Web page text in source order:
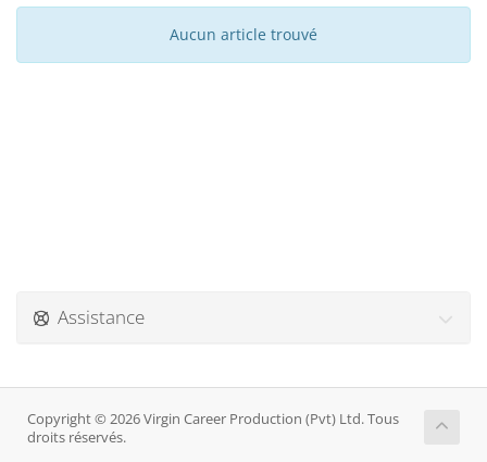
Aucun article trouvé
Assistance
Copyright © 2026 Virgin Career Production (Pvt) Ltd. Tous
droits réservés.